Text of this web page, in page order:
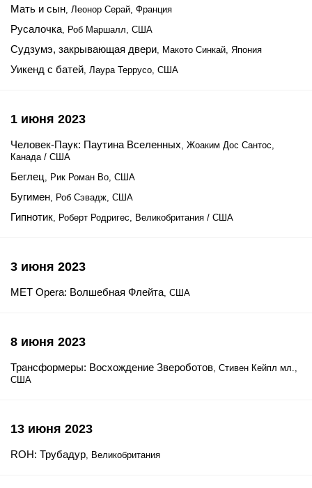
Мать и сын, Леонор Серай, Франция
Русалочка, Роб Маршалл, США
Судзумэ, закрывающая двери, Макото Синкай, Япония
Уикенд с батей, Лаура Террусо, США
1 июня 2023
Человек-Паук: Паутина Вселенных, Жоаким Дос Сантос,
Канада / США
Беглец, Рик Роман Во, США
Бугимен, Роб Сэвадж, США
Гипнотик, Роберт Родригес, Великобритания / США
3 июня 2023
MET Opera: Волшебная Флейта, США
8 июня 2023
Трансформеры: Восхождение Звероботов, Стивен Кейпл мл.,
США
13 июня 2023
ROH: Трубадур, Великобритания